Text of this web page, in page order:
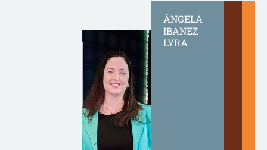
ÂNGELA
IBANEZ
LYRA